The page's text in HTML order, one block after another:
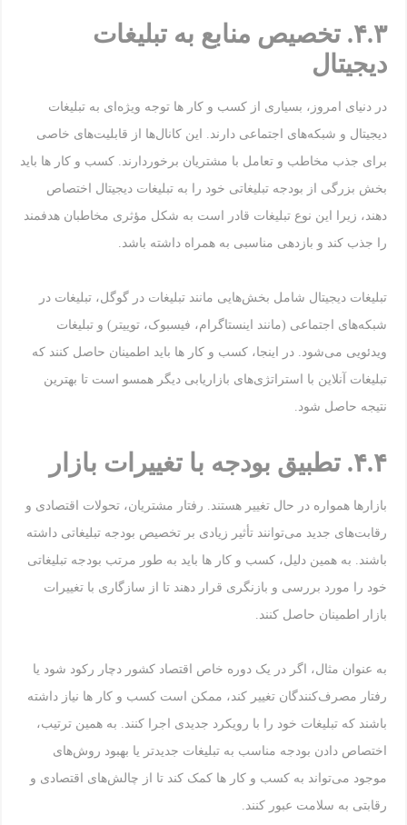
۴.۳. تخصیص منابع به تبلیغات
دیجیتال
در دنیای امروز، بسیاری از کسب و کار ها توجه ویژه‌ای به تبلیغات
دیجیتال و شبکه‌های اجتماعی دارند. این کانال‌ها از قابلیت‌های خاصی
برای جذب مخاطب و تعامل با مشتریان برخوردارند. کسب و کار ها باید
بخش بزرگی از بودجه تبلیغاتی خود را به تبلیغات دیجیتال اختصاص
دهند، زیرا این نوع تبلیغات قادر است به شکل مؤثری مخاطبان هدفمند
را جذب کند و بازدهی مناسبی به همراه داشته باشد.
تبلیغات دیجیتال شامل بخش‌هایی مانند تبلیغات در گوگل، تبلیغات در
شبکه‌های اجتماعی (مانند اینستاگرام، فیسبوک، توییتر) و تبلیغات
ویدئویی می‌شود. در اینجا، کسب و کار ها باید اطمینان حاصل کنند که
تبلیغات آنلاین با استراتژی‌های بازاریابی دیگر همسو است تا بهترین
نتیجه حاصل شود.
۴.۴. تطبیق بودجه با تغییرات بازار
بازارها همواره در حال تغییر هستند. رفتار مشتریان، تحولات اقتصادی و
رقابت‌های جدید می‌توانند تأثیر زیادی بر تخصیص بودجه تبلیغاتی داشته
باشند. به همین دلیل، کسب و کار ها باید به طور مرتب بودجه تبلیغاتی
خود را مورد بررسی و بازنگری قرار دهند تا از سازگاری با تغییرات
بازار اطمینان حاصل کنند.
به عنوان مثال، اگر در یک دوره خاص اقتصاد کشور دچار رکود شود یا
رفتار مصرف‌کنندگان تغییر کند، ممکن است کسب و کار ها نیاز داشته
باشند که تبلیغات خود را با رویکرد جدیدی اجرا کنند. به همین ترتیب،
اختصاص دادن بودجه مناسب به تبلیغات جدیدتر یا بهبود روش‌های
موجود می‌تواند به کسب و کار ها کمک کند تا از چالش‌های اقتصادی و
رقابتی به سلامت عبور کنند.